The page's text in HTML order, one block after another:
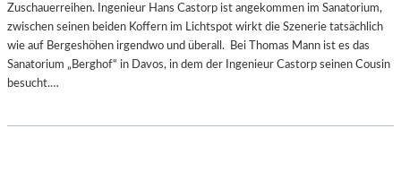
Zuschauerreihen. Ingenieur Hans Castorp ist angekommen im Sanatorium,
zwischen seinen beiden Koffern im Lichtspot wirkt die Szenerie tatsächlich
wie auf Bergeshöhen irgendwo und überall. Bei Thomas Mann ist es das
Sanatorium „Berghof“ in Davos, in dem der Ingenieur Castorp seinen Cousin
besucht.…